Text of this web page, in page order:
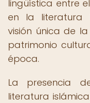
lingüística entre
en la literatura
visión única de
patrimonio
época.
La presencia
literatura